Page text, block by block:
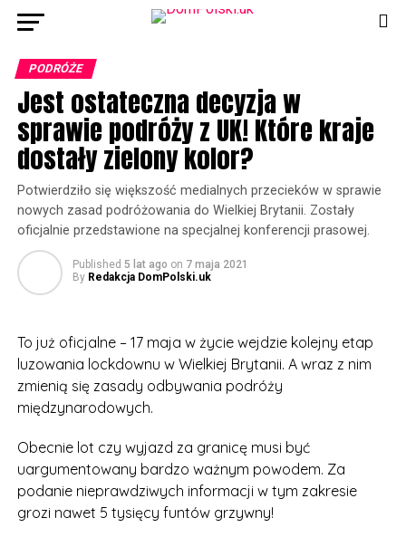
PODRÓŻE
Jest ostateczna decyzja w
sprawie podróży z UK! Które kraje
dostały zielony kolor?
Potwierdziło się większość medialnych przecieków w sprawie
nowych zasad podróżowania do Wielkiej Brytanii. Zostały
oficjalnie przedstawione na specjalnej konferencji prasowej.
Published 5 lat ago on 7 maja 2021
By Redakcja DomPolski.uk
To już oficjalne – 17 maja w życie wejdzie kolejny etap
luzowania lockdownu w Wielkiej Brytanii. A wraz z nim
zmienią się zasady odbywania podróży
międzynarodowych.
Obecnie lot czy wyjazd za granicę musi być
uargumentowany bardzo ważnym powodem. Za
podanie nieprawdziwych informacji w tym zakresie
grozi nawet 5 tysięcy funtów grzywny!